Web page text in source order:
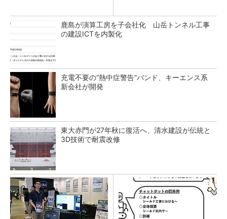
鹿島が演算工房を子会社化 山岳トンネル工事
の建設ICTを内製化
充電不要の“熱中症警告”バンド、キーエンス系
新会社が開発
東大赤門が27年秋に復活へ、清水建設が伝統と
3D技術で耐震改修